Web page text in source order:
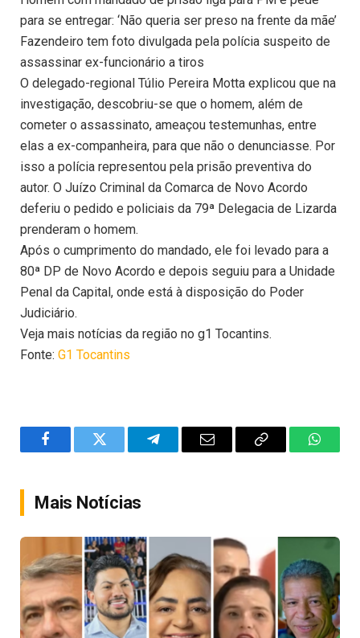
para se entregar: ‘Não queria ser preso na frente da mãe’
Fazendeiro tem foto divulgada pela polícia suspeito de
assassinar ex-funcionário a tiros
O delegado-regional Túlio Pereira Motta explicou que na
investigação, descobriu-se que o homem, além de
cometer o assassinato, ameaçou testemunhas, entre
elas a ex-companheira, para que não o denunciasse. Por
isso a polícia representou pela prisão preventiva do
autor. O Juízo Criminal da Comarca de Novo Acordo
deferiu o pedido e policiais da 79ª Delegacia de Lizarda
prenderam o homem.
Após o cumprimento do mandado, ele foi levado para a
80ª DP de Novo Acordo e depois seguiu para a Unidade
Penal da Capital, onde está à disposição do Poder
Judiciário.
Veja mais notícias da região no g1 Tocantins.
Fonte: G1 Tocantins
FacebookTwitter TelegramEmail
Copy
Mais Notícias